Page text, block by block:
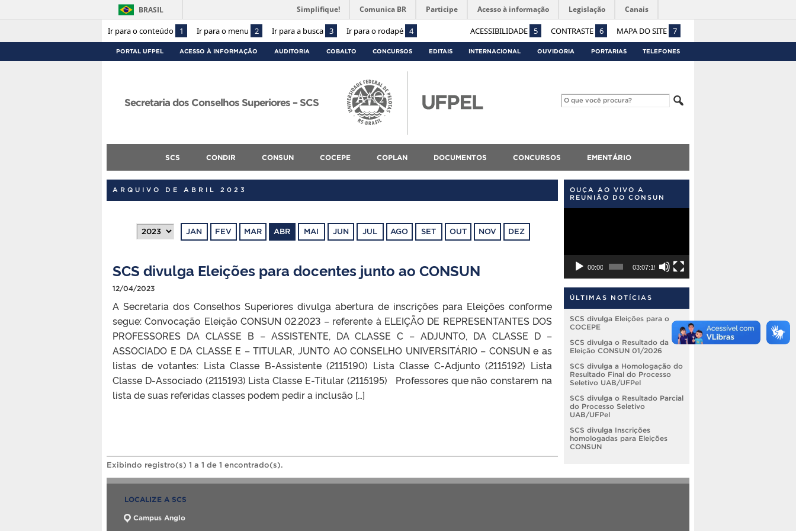
Ir para o conteúdo 1 Ir para o menu 2 Ir para a busca 3 Ir para o rodapé 4 ACESSIBILIDADE 5 CONTRASTE 6 MAPA DO SITE 7
BRASIL Simplifique! Comunica BR Participe Acesso à informação Legislação Canais
PORTAL UFPEL ACESSO À INFORMAÇÃO AUDITORIA COBALTO CONCURSOS EDITAIS INTERNACIONAL OUVIDORIA PORTARIAS TELEFONES
Secretaria dos Conselhos Superiores – SCS
SCS CONDIR CONSUN COCEPE COPLAN DOCUMENTOS CONCURSOS EMENTÁRIO
ARQUIVO DE ABRIL 2023
JAN FEV MAR ABR MAI JUN JUL AGO SET OUT NOV DEZ
SCS divulga Eleições para docentes junto ao CONSUN
12/04/2023
A Secretaria dos Conselhos Superiores divulga abertura de inscrições para Eleições conforme
segue: Convocação Eleição CONSUN 02.2023 – referente à ELEIÇÃO DE REPRESENTANTES DOS
PROFESSORES DA CLASSE B – ASSISTENTE, DA CLASSE C – ADJUNTO, DA CLASSE D –
ASSOCIADO E DA CLASSE E – TITULAR, JUNTO AO CONSELHO UNIVERSITÁRIO – CONSUN e as
listas de votantes: Lista Classe B-Assistente (2115190) Lista Classe C-Adjunto (2115192) Lista
Classe D-Associado (2115193) Lista Classe E-Titular (2115195) Professores que não constarem na
lista de suas referidas classes podem pedir a inclusão […]
Exibindo registro(s) 1 a 1 de 1 encontrado(s).
OUÇA AO VIVO A
REUNIÃO DO CONSUN
00:00 03:07:19
ÚLTIMAS NOTÍCIAS
SCS divulga Eleições para o
COCEPE
SCS divulga o Resultado da
Eleição CONSUN 01/2026
SCS divulga a Homologação do
Resultado Final do Processo
Seletivo UAB/UFPel
SCS divulga o Resultado Parcial
do Processo Seletivo
UAB/UFPel
SCS divulga Inscrições
homologadas para Eleições
CONSUN
LOCALIZE A SCS
Campus Anglo